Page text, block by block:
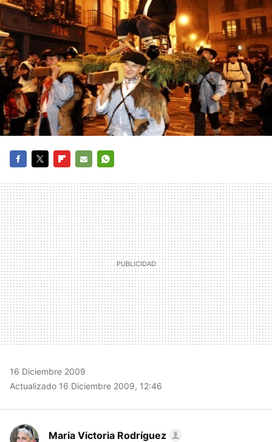
MAIL
16 Diciembre 2009
Actualizado 16 Diciembre 2009, 12:46
Maria Victoria Rodríguez